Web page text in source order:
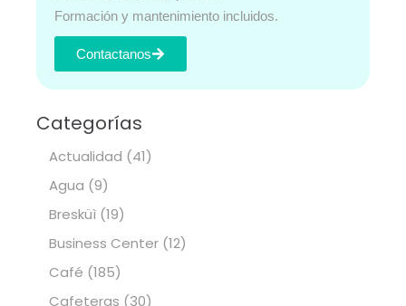
Formación y mantenimiento incluidos.
Contactanos
Categorías
Actualidad (41)
Agua (9)
Bresküì (19)
Business Center (12)
Café (185)
Cafeteras (30)